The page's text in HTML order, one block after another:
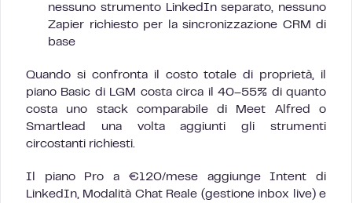
nessuno strumento LinkedIn separato, nessuno
Zapier richiesto per la sincronizzazione CRM di
base
Quando si confronta il costo totale di proprietà, il
piano Basic di LGM costa circa il 40–55% di quanto
costa uno stack comparabile di Meet Alfred o
Smartlead una volta aggiunti gli strumenti
circostanti richiesti.
Il piano Pro a €120/mese aggiunge Intent di
LinkedIn, Modalità Chat Reale (gestione inbox live) e